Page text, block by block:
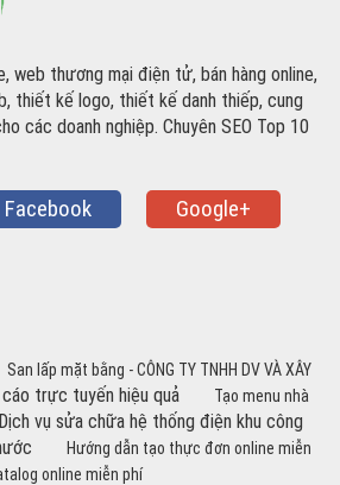
web thương mại điện tử, bán hàng online,
thiết kế logo, thiết kế danh thiếp, cung
các doanh nghiệp. Chuyên SEO Top 10
Facebook Google+
San lấp mặt bằng - CÔNG TY TNHH DV VÀ XÂY
cáo trực tuyến hiệu quả
Tạo menu nhà
Dịch vụ sửa chữa hệ thống điện khu công
Hướng dẫn tạo thực đơn online miễn
online miễn phí